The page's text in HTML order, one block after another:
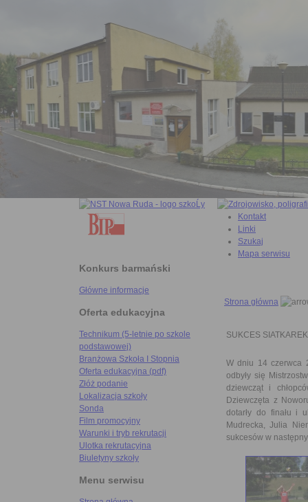
Konkurs barmański
Główne informacje
Oferta edukacyjna
Technikum (5-letnie po szkole
podstawowej)
Branżowa Szkoła I Stopnia
Oferta edukacyjna (pdf)
Złóż podanie
Lokalizacja szkoły
Sonda
Film promocyjny
Warunki i tryb rekrutacji
Ulotka rekrutacyjna
Biuletyny szkoły
Menu serwisu
Kontakt
Linki
Szukaj
Mapa serwisu
Strona główna
SUKCES
W dniu 14 czerwca
odbyły się
dziewcząt i
Dziewczęta z
dotarły do finału i
Mudrecka, Julia
sukcesów w